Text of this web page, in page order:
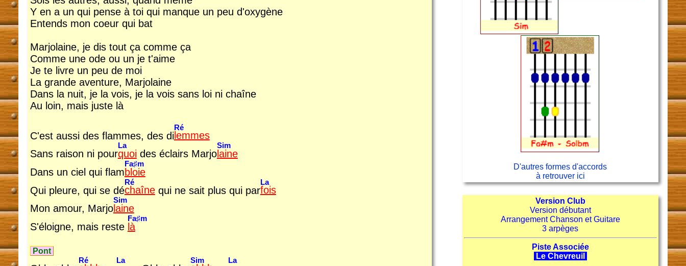
Y en a un qui pense à toi qui manque un peu d'oxygène
Entends mon coeur qui bat
Marjolaine, je dis tout ça comme ça
Comme une ode ou un je t'aime
Je te livre un peu de moi
La grande aventure, Marjolaine
Dans la nuit, je la vois, je la vois sans loi ni chaîne
Au loin, mais juste là
C'est aussi des flammes, des di
Ré
lemmes
Sans raison ni pour
La
quoides éclairs Marjo
Sim
laine
Dans un ciel qui flam
Fa♯m
bloie
Qui pleure, qui se dé
Ré
chaînequi ne sait plus qui par
La
fois
Mon amour, Marjo
Sim
laine
S'éloigne, mais reste
Fa♯m
là
Pont
Ré La Sim La
D'autres formes d'accords
à retrouver ici
Version Club
Version débutant
Arrangement Chanson et Guitare
3 arpèges
Piste Associée
Le Chevreuil